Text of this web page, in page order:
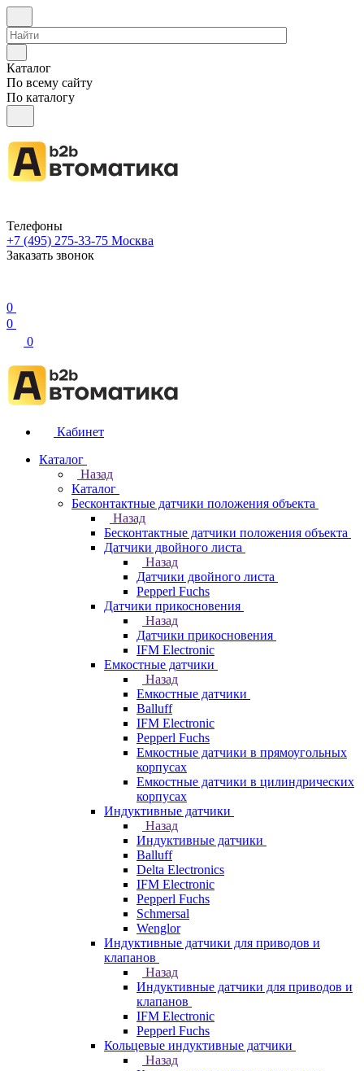
Каталог
По всему сайту
По каталогу
Телефоны
+7 (495) 275-33-75 Москва
Заказать звонок
0
0
0
Кабинет
Каталог
Назад
Каталог
Бесконтактные датчики положения объекта
Назад
Бесконтактные датчики положения объекта
Датчики двойного листа
Назад
Датчики двойного листа
Pepperl Fuchs
Датчики прикосновения
Назад
Датчики прикосновения
IFM Electronic
Емкостные датчики
Назад
Емкостные датчики
Balluff
IFM Electronic
Pepperl Fuchs
Емкостные датчики в прямоугольных
корпусах
Емкостные датчики в цилиндрических
корпусах
Индуктивные датчики
Назад
Индуктивные датчики
Balluff
Delta Electronics
IFM Electronic
Pepperl Fuchs
Schmersal
Wenglor
Индуктивные датчики для приводов и
клапанов
Назад
Индуктивные датчики для приводов и
клапанов
IFM Electronic
Pepperl Fuchs
Кольцевые индуктивные датчики
Назад